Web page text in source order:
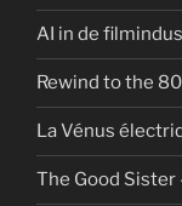
AI in de
Rewind to the
La Vénus
The Good Sister